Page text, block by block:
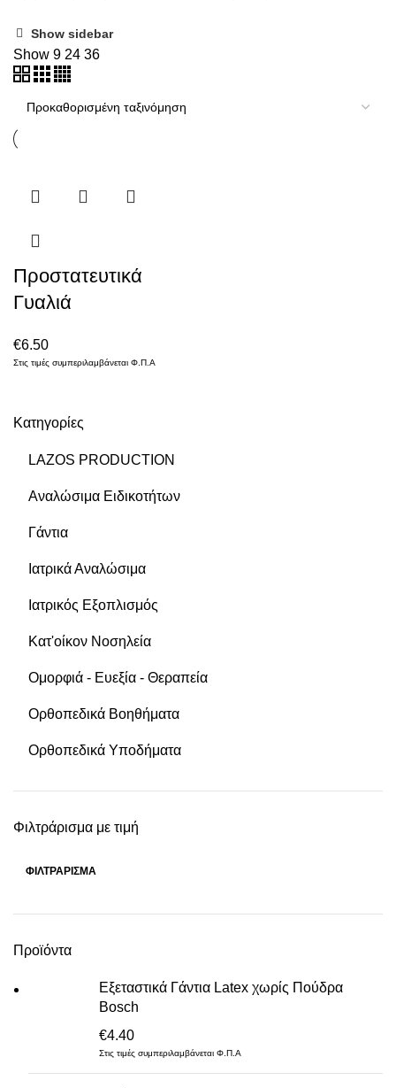
Κατηγορίες
LAZOS PRODUCTION
Αναλώσιμα Ειδικοτήτων
Γάντια
Ιατρικά Αναλώσιμα
Ιατρικός Εξοπλισμός
Κατ'οίκον Νοσηλεία
Ομορφιά - Ευεξία - Θεραπεία
Ορθοπεδικά Βοηθήματα
Ορθοπεδικά Υποδήματα
Φιλτράρισμα με τιμή
ΦΙΛΤΡΆΡΙΣΜΑ
Προϊόντα
Εξεταστικά Γάντια Latex χωρίς Πούδρα
Bosch
€4.40
Στις τιμές συμπεριλαμβάνεται Φ.Π.Α
Show sidebar
Show 9 24 36
Προστατευτικά
Γυαλιά
€6.50
Στις τιμές συμπεριλαμβάνεται Φ.Π.Α